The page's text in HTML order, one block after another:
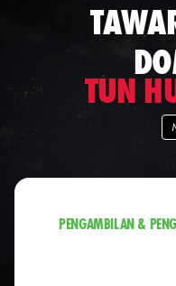
TUN
PENGAMBILAN &